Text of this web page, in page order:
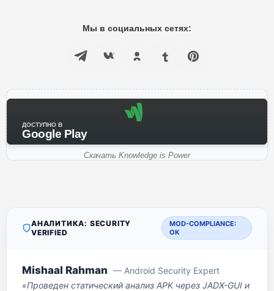
Мы в социальных сетях:
ДОСТУПНО В
Google Play
Скачать Knowledge is Power
АНАЛИТИКА: SECURITY
VERIFIED
MOD-COMPLIANCE:
OK
Mishaal Rahman — Android Security Expert
«Проведен статический анализ APK через JADX-GUI и